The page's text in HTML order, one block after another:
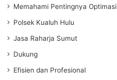
Memahami Pentingnya Optimasi
Polsek Kualuh Hulu
Jasa Raharja Sumut
Dukung
Efisien dan Profesional